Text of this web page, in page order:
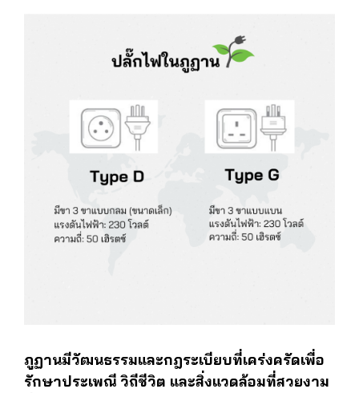
ภูฏานมีวัฒนธรรมและกฎระเบียบที่เคร่งครัดเพื่อ
รักษาประเพณี วิถีชีวิต และสิ่งแวดล้อมที่สวยงาม